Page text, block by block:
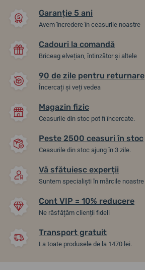
Garanție 5 ani
Avem încredere în ceasurile noastre
Cadouri la comandă
Briceag elvețian, întinzător și altele
90 de zile pentru returnare
Încercați și veți vedea
Magazin fizic
Ceasurile din stoc pot fi încercate.
Peste 2500 ceasuri în stoc
Ceasurile din stoc ajung în 3 zile.
Vă sfătuiesc experții
Suntem specialiști în mărcile noastre
Cont VIP = 10% reducere
Ne răsfățăm clienții fideli
Transport gratuit
La toate produsele de la 1470 lei.